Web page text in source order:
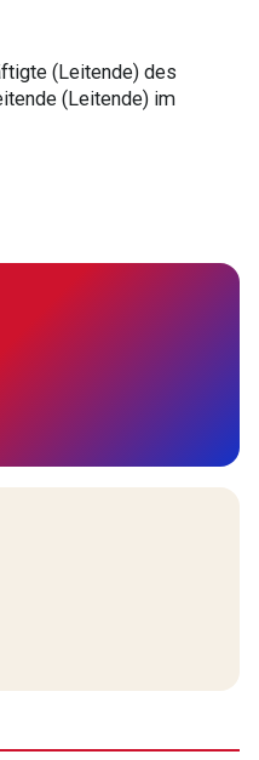
(Leitende) des
(Leitende) im